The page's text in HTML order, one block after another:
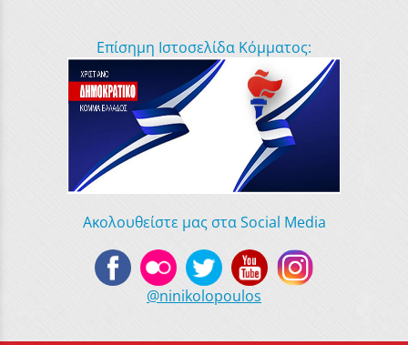
Επίσημη Ιστοσελίδα Κόμματος:
Ακολουθείστε μας στα Social Media
@ninikolopoulos